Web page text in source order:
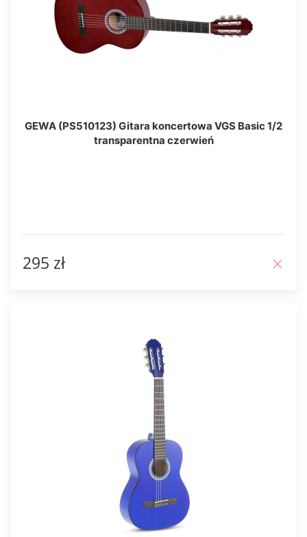
GEWA (PS510123) Gitara koncertowa VGS Basic 1/2
transparentna czerwień
295 zł